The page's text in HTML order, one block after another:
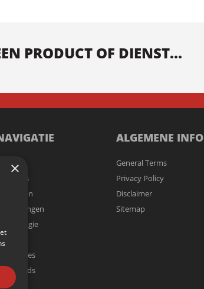
PRODUCT OF DIENST...
Home
Over Ons
Producten
Toepassingen
Referenties
Downloads
Contact
ALGEMENE INFO
General Terms
Privacy Policy
Disclaimer
Sitemap
×